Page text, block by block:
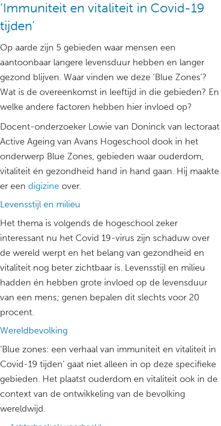
‘Immuniteit en vitaliteit in Covid-19
tijden’
Op aarde zijn 5 gebieden waar mensen een
aantoonbaar langere levensduur hebben en langer
gezond blijven. Waar vinden we deze ‘Blue Zones’?
Wat is de overeenkomst in leeftijd in die gebieden? En
welke andere factoren hebben hier invloed op?
Docent-onderzoeker Lowie van Doninck van lectoraat
Active Ageing van Avans Hogeschool dook in het
onderwerp Blue Zones, gebieden waar ouderdom,
vitaliteit én gezondheid hand in hand gaan. Hij maakte
er een digizine over.
Levensstijl en milieu
Het thema is volgends de hogeschool zeker
interessant nu het Covid 19-virus zijn schaduw over
de wereld werpt en het belang van gezondheid en
vitaliteit nog beter zichtbaar is. Levensstijl en milieu
hadden én hebben grote invloed op de levensduur
van een mens; genen bepalen dit slechts voor 20
procent.
Wereldbevolking
‘Blue zones: een verhaal van immuniteit en vitaliteit in
Covid-19 tijden’ gaat niet alleen in op deze specifieke
gebieden. Het plaatst ouderdom en vitaliteit ook in de
context van de ontwikkeling van de bevolking
wereldwijd.